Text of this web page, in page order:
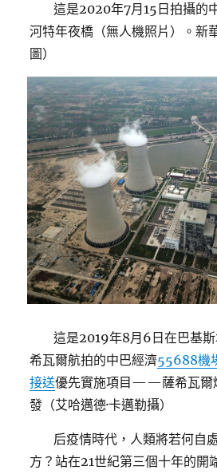
這是2020年7月15日拍攝的
河特年夜橋（無人機照片）。新
圖）
這是2019年8月6日在巴基
希瓦爾航拍的中巴經濟55688機
接送優先實施項目——薩希瓦爾
發（艾哈邁德·卡邁勒攝）
后疫情時代，人類將若何自
方？站在21世紀第三個十年的開